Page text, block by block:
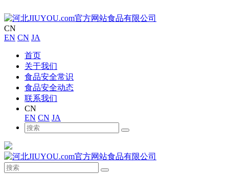
CN
EN CN JA
首页
关于我们
食品安全常识
食品安全动态
联系我们
CN
EN CN JA